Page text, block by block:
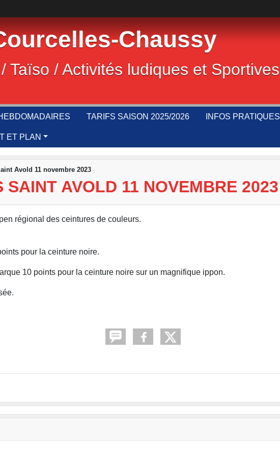
Chaussy
Taïso / Activités ludiques et Sportives
TARIFS SAISON 2025/2026 INFOS PRATIQUES
ET PLAN
Avold 11 novembre 2023
SAINT AVOLD 11 NOVEMBRE 2023
régional des ceintures de couleurs.
pour la ceinture noire.
10 points pour la ceinture noire sur un magnifique ippon.